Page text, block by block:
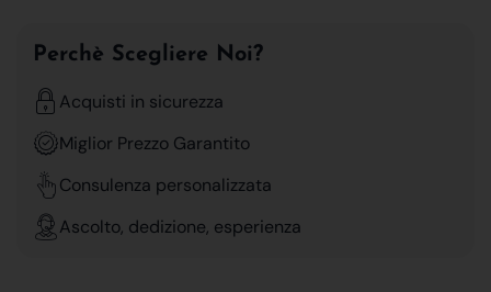
Perchè Scegliere Noi?
Acquisti in sicurezza
Miglior Prezzo Garantito
Consulenza personalizzata
Ascolto, dedizione, esperienza